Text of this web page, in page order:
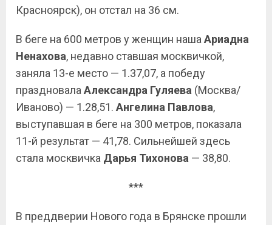
Красноярск), он отстал на 36 см.
В беге на 600 метров у женщин наша Ариадна
Ненахова, недавно ставшая москвичкой,
заняла 13-е место — 1.37,07, а победу
праздновала Александра Гуляева (Москва/
Иваново) — 1.28,51. Ангелина Павлова,
выступавшая в беге на 300 метров, показала
11-й результат — 41,78. Сильнейшей здесь
стала москвичка Дарья Тихонова — 38,80.
***
В преддверии Нового года в Брянске прошли